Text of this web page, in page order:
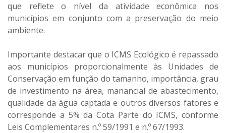
que reflete o nível da atividade econômica nos
municípios em conjunto com a preservação do meio
ambiente.
Importante destacar que o ICMS Ecológico é repassado
aos municípios proporcionalmente às Unidades de
Conservação em função do tamanho, importância, grau
de investimento na área, manancial de abastecimento,
qualidade da água captada e outros diversos fatores e
corresponde a 5% da Cota Parte do ICMS, conforme
Leis Complementares n.º 59/1991 e n.º 67/1993.